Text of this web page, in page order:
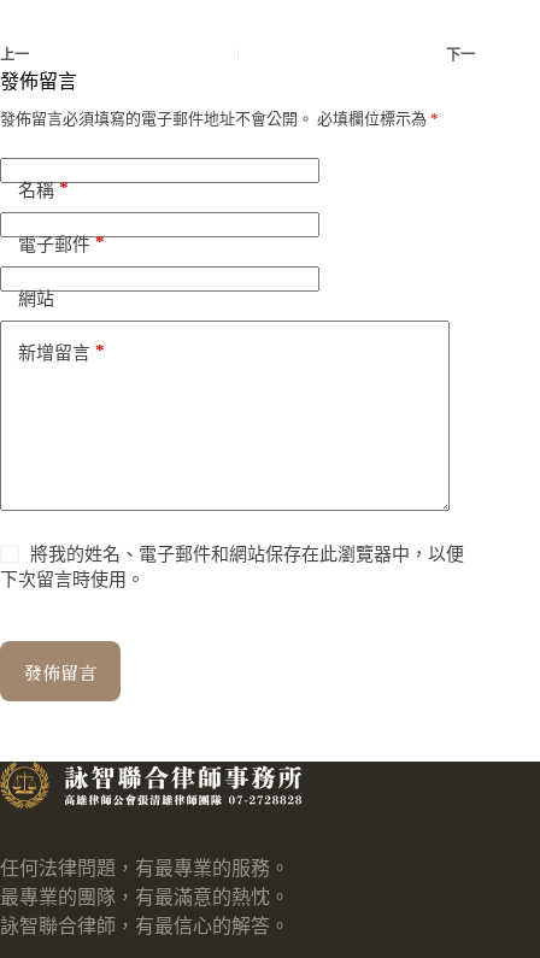
上一 下一
發佈留言
發佈留言必須填寫的電子郵件地址不會公開。 必填欄位標示為 *
名稱*
電子郵件*
網站
新增留言 *
將我的姓名、電子郵件和網站保存在此瀏覽器中，以便
下次留言時使用。
發佈留言
任何法律問題，有最專業的服務。
最專業的團隊，有最滿意的熱忱。
詠智聯合律師，有最信心的解答。